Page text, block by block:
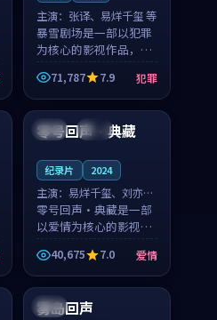
主演： 张译、易烊千玺 等
暴雪剧场是一部以犯罪
为核心的影视作品，围
绕危机、反转与人物成
长展开，整体节奏紧
凑，值得推荐观看。
71,787 7.9 犯罪
中国 热播
零号回声·典藏
纪录片 2024
主演： 易烊千玺、刘亦菲
等
零号回声·典藏是一部
以爱情为核心的影视作
品，围绕危机、反转与
人物成长展开，整体节
奏紧凑，值得推荐观
看。
40,675 7.0 爱情
中国
雾岛回声